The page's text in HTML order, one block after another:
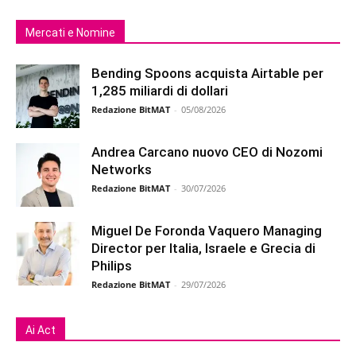
Mercati e Nomine
Bending Spoons acquista Airtable per
1,285 miliardi di dollari
Redazione BitMAT - 05/08/2026
Andrea Carcano nuovo CEO di Nozomi
Networks
Redazione BitMAT - 30/07/2026
Miguel De Foronda Vaquero Managing
Director per Italia, Israele e Grecia di
Philips
Redazione BitMAT - 29/07/2026
Ai Act